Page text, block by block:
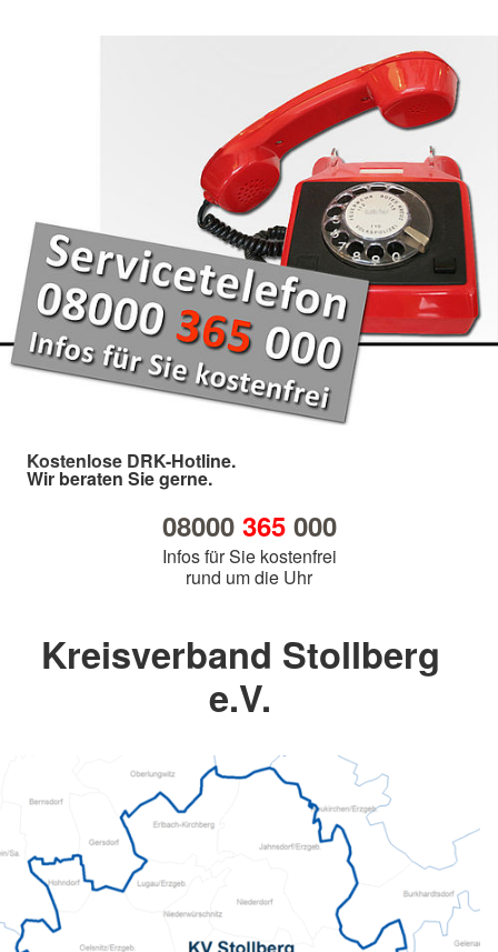
Kostenlose DRK-Hotline.
Wir beraten Sie gerne.
08000 365000
Infos für Sie kostenfrei
rund um die Uhr
Kreisverband Stollberg
e.V.